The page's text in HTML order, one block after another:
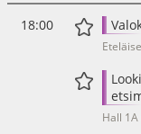
18:00
Hall